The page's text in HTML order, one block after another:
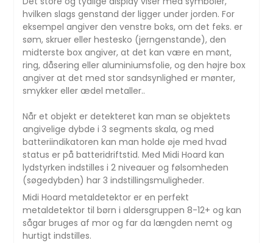
hvilken slags genstand der ligger under jorden. For
eksempel angiver den venstre boks, om det feks. er
søm, skruer eller hestesko (jerngenstande), den
midterste box angiver, at det kan være en mønt,
ring, dåsering eller aluminiumsfolie, og den højre box
angiver at det med stor sandsynlighed er mønter,
smykker eller ædel metaller..
Når et objekt er detekteret kan man se objektets
angivelige dybde i 3 segments skala, og med
batteriindikatoren kan man holde øje med hvad
status er på batteridriftstid. Med Midi Hoard kan
lydstyrken indstilles i 2 niveauer og følsomheden
(søgedybden) har 3 indstillingsmuligheder.
Midi Hoard metaldetektor er en perfekt
metaldetektor til børn i aldersgruppen 8-12+ og kan
sågar bruges af mor og far da længden nemt og
hurtigt indstilles.